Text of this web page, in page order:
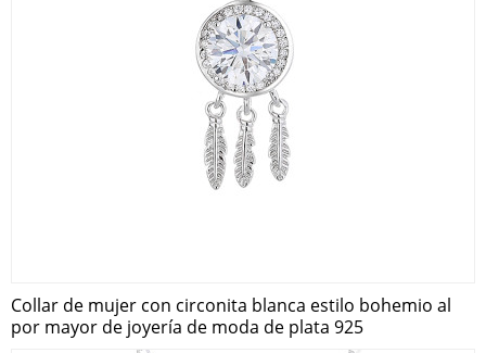
Collar de mujer con circonita blanca estilo bohemio al
por mayor de joyería de moda de plata 925